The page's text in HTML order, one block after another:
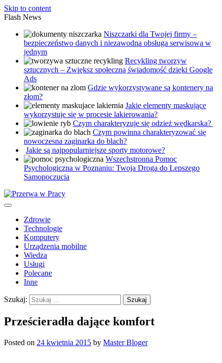
Skip to content
Flash News
Niszczarki dla Twojej firmy –
bezpieczeństwo danych i niezawodna obsługa serwisowa w
jednym
Recykling tworzyw
sztucznych – Zwiększ społeczną świadomość dzięki Google
Ads
Gdzie wykorzystywane są kontenery na
złom?
Jakie elementy maskujące
wykorzystuje się w procesie lakierowania?
Czym charakteryzuje się odzież wędkarska?
Czym powinna charakteryzować się
nowoczesna zaginarka do blach?
Jakie są najpopularniejsze sporty motorowe?
Wszechstronna Pomoc
Psychologiczna w Poznaniu: Twoja Droga do Lepszego
Samopoczucia
Zdrowie
Technologie
Komputery
Urządzenia mobilne
Wiedza
Usługi
Polecane
Inne
Szukaj:
Prześcieradła dające komfort
Posted on 24 kwietnia 2015 by Master Bloger